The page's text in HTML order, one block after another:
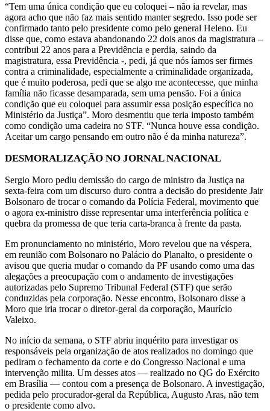
“Tem uma única condição que eu coloquei – não ia revelar, mas
agora acho que não faz mais sentido manter segredo. Isso pode ser
confirmado tanto pelo presidente como pelo general Heleno. Eu
disse que, como estava abandonando 22 dois anos da magistratura –
contribui 22 anos para a Previdência e perdia, saindo da
magistratura, essa Previdência -, pedi, já que nós íamos ser firmes
contra a criminalidade, especialmente a criminalidade organizada,
que é muito poderosa, pedi que se algo me acontecesse, que minha
família não ficasse desamparada, sem uma pensão. Foi a única
condição que eu coloquei para assumir essa posição específica no
Ministério da Justiça”. Moro desmentiu que teria imposto também
como condição uma cadeira no STF. “Nunca houve essa condição.
Aceitar um cargo pensando em outro não é da minha natureza”.
DESMORALIZAÇÃO NO JORNAL NACIONAL
Sergio Moro pediu demissão do cargo de ministro da Justiça na
sexta-feira com um discurso duro contra a decisão do presidente Jair
Bolsonaro de trocar o comando da Polícia Federal, movimento que
o agora ex-ministro disse representar uma interferência política e
quebra da promessa de que teria carta-branca à frente da pasta.
Em pronunciamento no ministério, Moro revelou que na véspera,
em reunião com Bolsonaro no Palácio do Planalto, o presidente o
avisou que queria mudar o comando da PF usando como uma das
alegações a preocupação com o andamento de investigações
autorizadas pelo Supremo Tribunal Federal (STF) que serão
conduzidas pela corporação. Nesse encontro, Bolsonaro disse a
Moro que iria trocar o diretor-geral da corporação, Maurício
Valeixo.
No início da semana, o STF abriu inquérito para investigar os
responsáveis pela organização de atos realizados no domingo que
pediram o fechamento da corte e do Congresso Nacional e uma
intervenção milita. Um desses atos — realizado no QG do Exército
em Brasília — contou com a presença de Bolsonaro. A investigação,
pedida pelo procurador-geral da República, Augusto Aras, não tem
o presidente como alvo.